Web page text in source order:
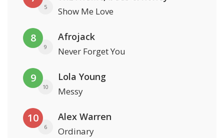
5 Show Me Love
8
9
Afrojack
Never Forget You
9
10
Lola Young
Messy
10
6
Alex Warren
Ordinary